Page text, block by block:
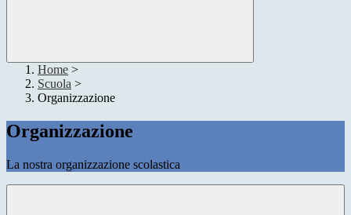
Home >
Scuola >
Organizzazione
Organizzazione
La nostra organizzazione scolastica